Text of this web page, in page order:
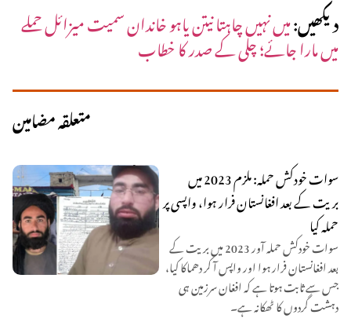
دیکھیں:میں نہیں چاہتا نیتن یاہو خاندان سمیت میزائل حملے
میں مارا جائے؛ چلی کے صدر کا خطاب
متعلقہ مضامین
سوات خودکش حملہ: ملزم 2023 میں
بریت کے بعد افغانستان فرار ہوا، واپسی پر
حملہ کیا
سوات خودکش حملہ آور 2023 میں بریت کے
بعد افغانستان فرار ہوا اور واپس آ کر دھماکا کیا،
جس سے ثابت ہوتا ہے کہ افغان سرزمین ہی
دہشت گردوں کا ٹھکانہ ہے۔